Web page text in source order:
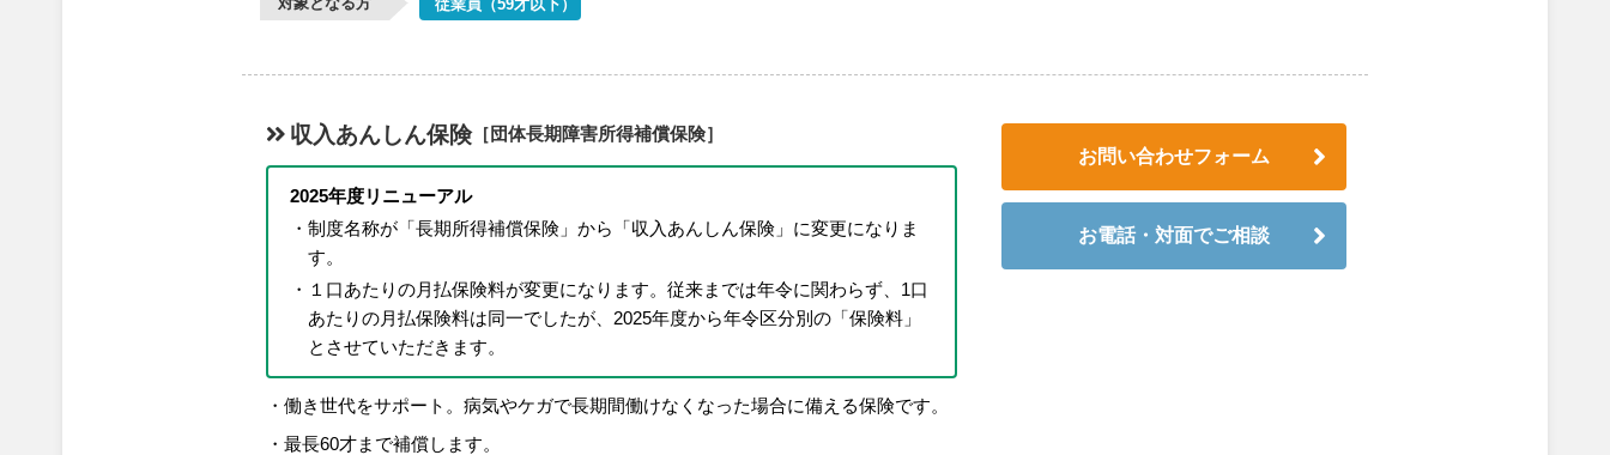
従業員（59才以下）
収入あんしん保険［団体長期障害所得補償保険］
2025年度リニューアル
制度名称が「長期所得補償保険」から「収入あんしん保険」に変更になりま
す。
１口あたりの月払保険料が変更になります。従来までは年令に関わらず、1口
あたりの月払保険料は同一でしたが、2025年度から年令区分別の「保険料」
とさせていただきます。
働き世代をサポート。病気やケガで長期間働けなくなった場合に備える保険です。
最長60才まで補償します。
お問い合わせフォーム
お電話・対面でご相談